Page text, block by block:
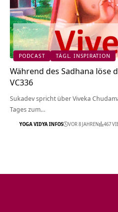
PODCAST TÄGL. INSPIRATION
Während des Sadhana löse
VC336
Sukadev spricht über Viveka
Tages zum…
YOGA VIDYA INFOS VOR 8 JAHREN 467